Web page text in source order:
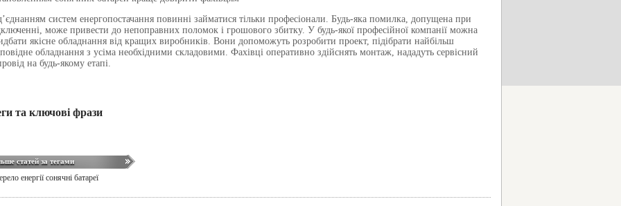
єднанням систем енергопостачання повинні займатися тільки професіонали. Будь-яка помилка допущена при
може привести до непоправних поломок і грошового збитку. У будь-якої професійної компанії можна
якісне обладнання від кращих виробників. Вони допоможуть розробити проект, підібрати найбільш
обладнання з усіма необхідними складовими. Фахівці оперативно здійснять монтаж, нададуть сервісний
на будь-якому етапі.
та ключові фрази
статей за тегами
енергії сонячні батареї